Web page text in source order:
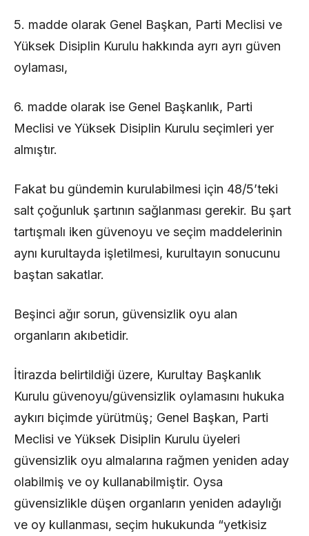
5. madde olarak Genel Başkan, Parti Meclisi ve
Yüksek Disiplin Kurulu hakkında ayrı ayrı güven
oylaması,
6. madde olarak ise Genel Başkanlık, Parti
Meclisi ve Yüksek Disiplin Kurulu seçimleri yer
almıştır.
Fakat bu gündemin kurulabilmesi için 48/5’teki
salt çoğunluk şartının sağlanması gerekir. Bu şart
tartışmalı iken güvenoyu ve seçim maddelerinin
aynı kurultayda işletilmesi, kurultayın sonucunu
baştan sakatlar.
Beşinci ağır sorun, güvensizlik oyu alan
organların akıbetidir.
İtirazda belirtildiği üzere, Kurultay Başkanlık
Kurulu güvenoyu/güvensizlik oylamasını hukuka
aykırı biçimde yürütmüş; Genel Başkan, Parti
Meclisi ve Yüksek Disiplin Kurulu üyeleri
güvensizlik oyu almalarına rağmen yeniden aday
olabilmiş ve oy kullanabilmiştir. Oysa
güvensizlikle düşen organların yeniden adaylığı
ve oy kullanması, seçim hukukunda “yetkisiz